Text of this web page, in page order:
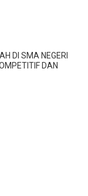
DI SMA NEGERI
DAN